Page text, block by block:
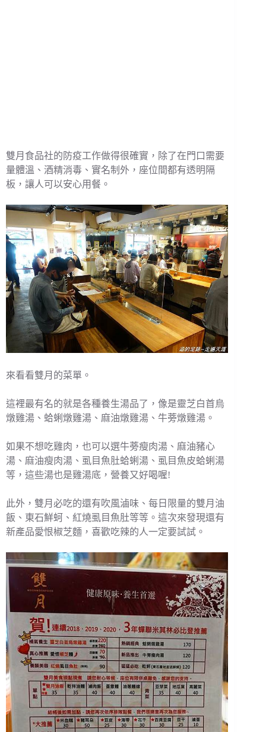
雙月食品社的防疫工作做得很確實，除了在門口需要
量體溫、酒精消毒、實名制外，座位間都有透明隔
板，讓人可以安心用餐。
來看看雙月的菜單。
這裡最有名的就是各種養生湯品了，像是靈芝白首烏
燉雞湯、蛤蜊燉雞湯、麻油燉雞湯、牛蒡燉雞湯。
如果不想吃雞肉，也可以選牛蒡瘦肉湯、麻油豬心
湯、麻油瘦肉湯、虱目魚肚蛤蜊湯、虱目魚皮蛤蜊湯
等，這些湯也是雞湯底，營養又好喝喔!
此外，雙月必吃的還有吹風滷味、每日限量的雙月油
飯、東石鮮蚵、紅燒虱目魚肚等等。這次來發現還有
新產品愛恨椒芝麵，喜歡吃辣的人一定要試試。